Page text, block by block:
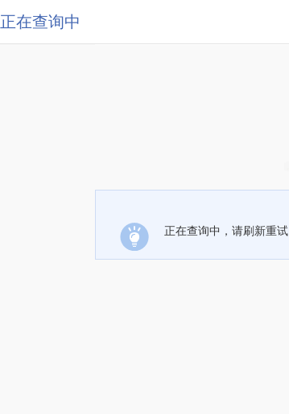
正在查询中
正在查询中，请刷新重试